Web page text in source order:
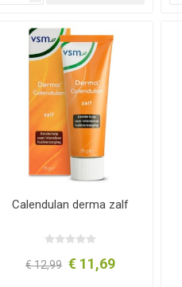
Calendulan derma zalf
€ 12,99 € 11,69